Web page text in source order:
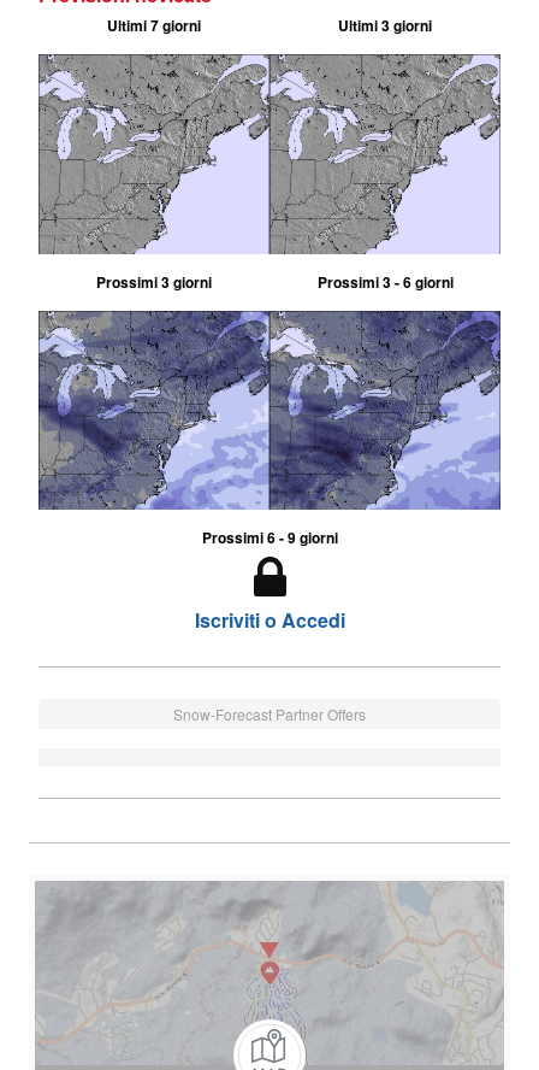
Ultimi 7 giorni Ultimi 3 giorni
Prossimi 3 giorni Prossimi 3 - 6 giorni
Prossimi 6 - 9 giorni
Iscriviti o Accedi
Snow-Forecast Partner Offers